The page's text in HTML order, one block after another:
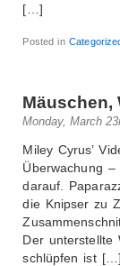
[…]
Posted in
Mäuschen,
Monday, March
Miley Cyrus’
Überwachung
darauf.
die Knipser zu
Der unterstellte
schlüpfen ist […]